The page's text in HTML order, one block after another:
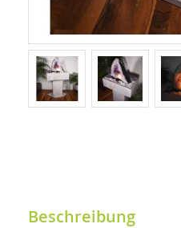
Beschreibung